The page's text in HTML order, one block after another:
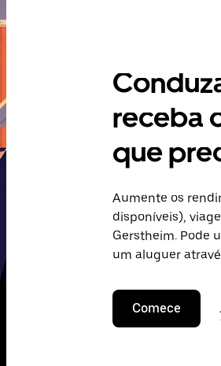
receba
que
Aumente os
disponíveis),
Gerstheim. Pode
um aluguer
Comece